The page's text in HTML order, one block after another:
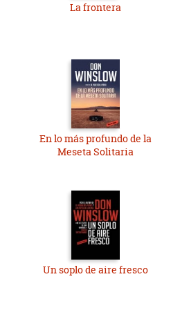
La frontera
En lo más profundo de la
Meseta Solitaria
Un soplo de aire fresco